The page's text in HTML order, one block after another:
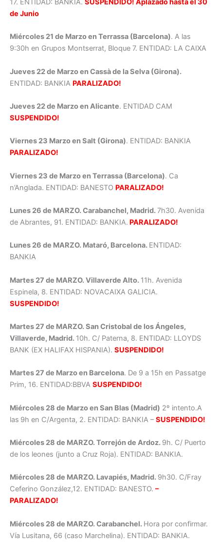
17. ENTIDAD: BANKIA. SUSPENDIDO! Aplazado hasta el 30
de Junio
Miércoles 21 de Marzo en Terrassa (Barcelona). A las
9:30h en Grupos Montserrat, Bloque 7. ENTIDAD: LA CAIXA
Jueves 22 de Marzo en Cassà de la Selva (Girona).
ENTIDAD: BANKIA PARALIZADO!
Jueves 22 de Marzo en Alicante. ENTIDAD CAM
SUSPENDIDO!
Viernes 23 Marzo en Salt (Girona). ENTIDAD: BANKIA
PARALIZADO!
Viernes 23 de Marzo en Terrassa (Barcelona). Ca
n’Anglada. ENTIDAD: BANESTO PARALIZADO!
Lunes 26 de MARZO. Carabanchel, Madrid. 7h30. Avenida
de Abrantes, 91. ENTIDAD: BANKIA. PARALIZADO!
Lunes 26 de MARZO. Mataró, Barcelona. ENTIDAD:
BANKIA
Martes 27 de MARZO. Villaverde Alto. 11h. Avenida
Espinela, 8. ENTIDAD: NOVACAIXA GALICIA.
SUSPENDIDO!
Martes 27 de MARZO. San Cristobal de los Ángeles,
Villaverde, Madrid. 10h. C/ Paterna, 8. ENTIDAD: LLOYDS
BANK (EX HALIFAX HISPANIA). SUSPENDIDO!
Martes 27 de Marzo en Barcelona. De 9 a 15h en Passatge
Prim, 16. ENTIDAD:BBVA SUSPENDIDO!
Miércoles 28 de Marzo en San Blas (Madrid) 2º intento.A
las 9h en C/Argenta, 2. ENTIDAD: BANKIA –SUSPENDIDO!
Miércoles 28 de MARZO. Torrejón de Ardoz. 9h. C/ Puerto
de los leones (junto a Cruz Roja). ENTIDAD: BANKIA.
Miércoles 28 de MARZO. Lavapiés, Madrid. 9h30. C/Fray
Ceferino González,12. ENTIDAD: BANESTO. –
PARALIZADO!
Miércoles 28 de MARZO. Carabanchel. Hora por confirmar.
Vía Lusitana, 66 (caso Marchelina). ENTIDAD: BANKIA.